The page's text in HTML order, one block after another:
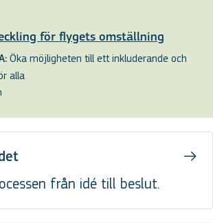
för flygets omställning
Öka möjligheten till ett inkluderande och
alla
från idé till beslut.